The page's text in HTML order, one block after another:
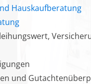
Hauskaufberatung
und